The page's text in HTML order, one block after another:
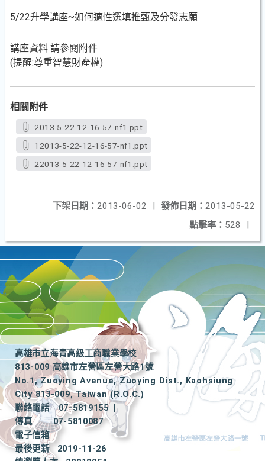
5/22升學講座~如何適性選填推甄及分發志願
講座資料 請參閱附件
(提醒:尊重智慧財產權)
相關附件
2013-5-22-12-16-57-nf1.ppt
12013-5-22-12-16-57-nf1.ppt
22013-5-22-12-16-57-nf1.ppt
發佈日期： 2013-05-22
下架日期： 2013-06-02
|
點擊率： 528 |
高雄市立海青高級工商職業學校
813-009 高雄市左營區左營大路1號
No.1, Zuoying Avenue, Zuoying Dist., Kaohsiung
City 813-009, Taiwan (R.O.C.)
聯絡電話
07-5819155
|
傳真
07-5810087
電子信箱
最後更新
2019-11-26